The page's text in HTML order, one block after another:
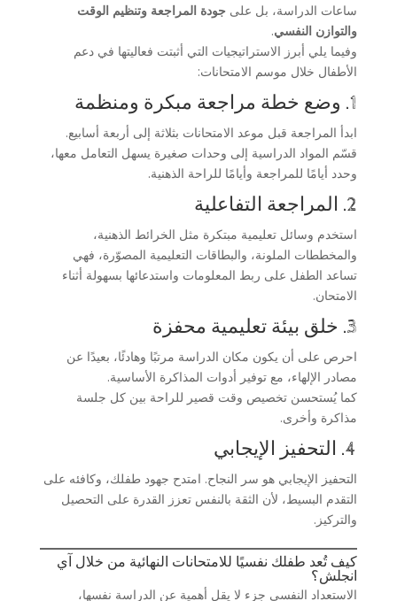
ساعات الدراسة، بل على جودة المراجعة وتنظيم الوقت
والتوازن النفسي.
وفيما يلي أبرز الاستراتيجيات التي أثبتت فعاليتها في دعم
الأطفال خلال موسم الامتحانات:
1. وضع خطة مراجعة مبكرة ومنظمة
ابدأ المراجعة قبل موعد الامتحانات بثلاثة إلى أربعة أسابيع.
قسّم المواد الدراسية إلى وحدات صغيرة يسهل التعامل معها،
وحدد أيامًا للمراجعة وأيامًا للراحة الذهنية.
2. المراجعة التفاعلية
استخدم وسائل تعليمية مبتكرة مثل الخرائط الذهنية،
والمخططات الملونة، والبطاقات التعليمية المصوّرة، فهي
تساعد الطفل على ربط المعلومات واستدعائها بسهولة أثناء
الامتحان.
3. خلق بيئة تعليمية محفزة
احرص على أن يكون مكان الدراسة مرتبًا وهادئًا، بعيدًا عن
مصادر الإلهاء، مع توفير أدوات المذاكرة الأساسية.
كما يُستحسن تخصيص وقت قصير للراحة بين كل جلسة
مذاكرة وأخرى.
4. التحفيز الإيجابي
التحفيز الإيجابي هو سر النجاح. امتدح جهود طفلك، وكافئه على
التقدم البسيط، لأن الثقة بالنفس تعزز القدرة على التحصيل
والتركيز.
كيف تُعد طفلك نفسيًا للامتحانات النهائية من خلال آي
انجلش؟
الاستعداد النفسي جزء لا يقل أهمية عن الدراسة نفسها،